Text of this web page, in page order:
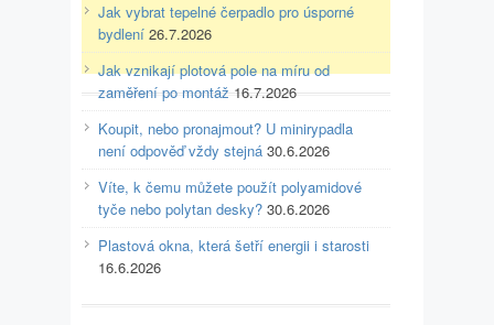
Jak vybrat tepelné čerpadlo pro úsporné
bydlení 26.7.2026
Jak vznikají plotová pole na míru od
zaměření po montáž 16.7.2026
Koupit, nebo pronajmout? U minirypadla
není odpověď vždy stejná 30.6.2026
Víte, k čemu můžete použít polyamidové
tyče nebo polytan desky? 30.6.2026
Plastová okna, která šetří energii i starosti
16.6.2026